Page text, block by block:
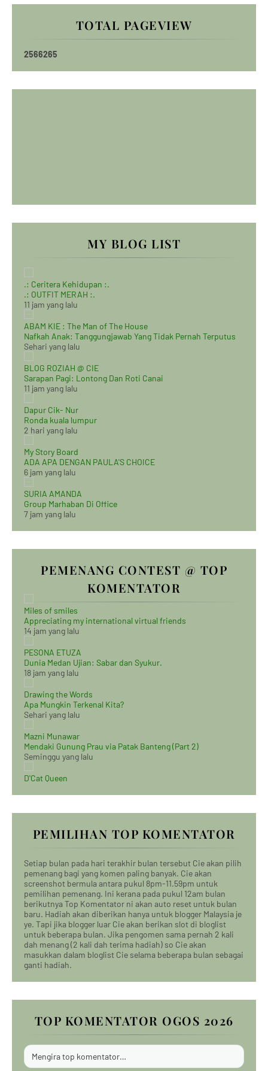
TOTAL PAGEVIEW
2566265
MY BLOG LIST
.: Ceritera Kehidupan :.
.: OUTFIT MERAH :.
11 jam yang lalu
ABAM KIE : The Man of The House
Nafkah Anak: Tanggungjawab Yang Tidak Pernah Terputus
Sehari yang lalu
BLOG ROZIAH @ CIE
Sarapan Pagi: Lontong Dan Roti Canai
11 jam yang lalu
Dapur Cik- Nur
Ronda kuala lumpur
2 hari yang lalu
My Story Board
ADA APA DENGAN PAULA'S CHOICE
6 jam yang lalu
SURIA AMANDA
Group Marhaban Di Office
7 jam yang lalu
PEMENANG CONTEST @ TOP
KOMENTATOR
Miles of smiles
Appreciating my international virtual friends
14 jam yang lalu
PESONA ETUZA
Dunia Medan Ujian: Sabar dan Syukur.
18 jam yang lalu
Drawing the Words
Apa Mungkin Terkenal Kita?
Sehari yang lalu
Mazni Munawar
Mendaki Gunung Prau via Patak Banteng (Part 2)
Seminggu yang lalu
D'Cat Queen
PEMILIHAN TOP KOMENTATOR
Setiap bulan pada hari terakhir bulan tersebut Cie akan pilih
pemenang bagi yang komen paling banyak. Cie akan
screenshot bermula antara pukul 8pm-11.59pm untuk
pemilihan pemenang. Ini kerana pada pukul 12am bulan
berikutnya Top Komentator ni akan auto reset untuk bulan
baru. Hadiah akan diberikan hanya untuk blogger Malaysia je
ye. Tapi jika blogger luar Cie akan berikan slot di bloglist
untuk beberapa bulan. Jika pengomen sama pernah 2 kali
dah menang (2 kali dah terima hadiah) so Cie akan
masukkan dalam bloglist Cie selama beberapa bulan sebagai
ganti hadiah.
TOP KOMENTATOR OGOS 2026
Mengira top komentator…